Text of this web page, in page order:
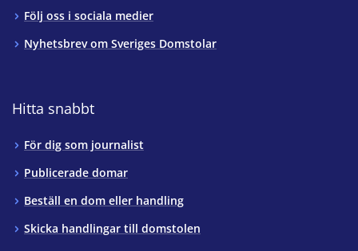
Följ oss i sociala medier
Nyhetsbrev om Sveriges Domstolar
Hitta snabbt
För dig som journalist
Publicerade domar
Beställ en dom eller handling
Skicka handlingar till domstolen